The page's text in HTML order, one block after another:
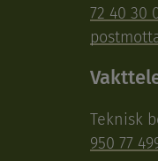
72 40 30
Teknisk
950 77